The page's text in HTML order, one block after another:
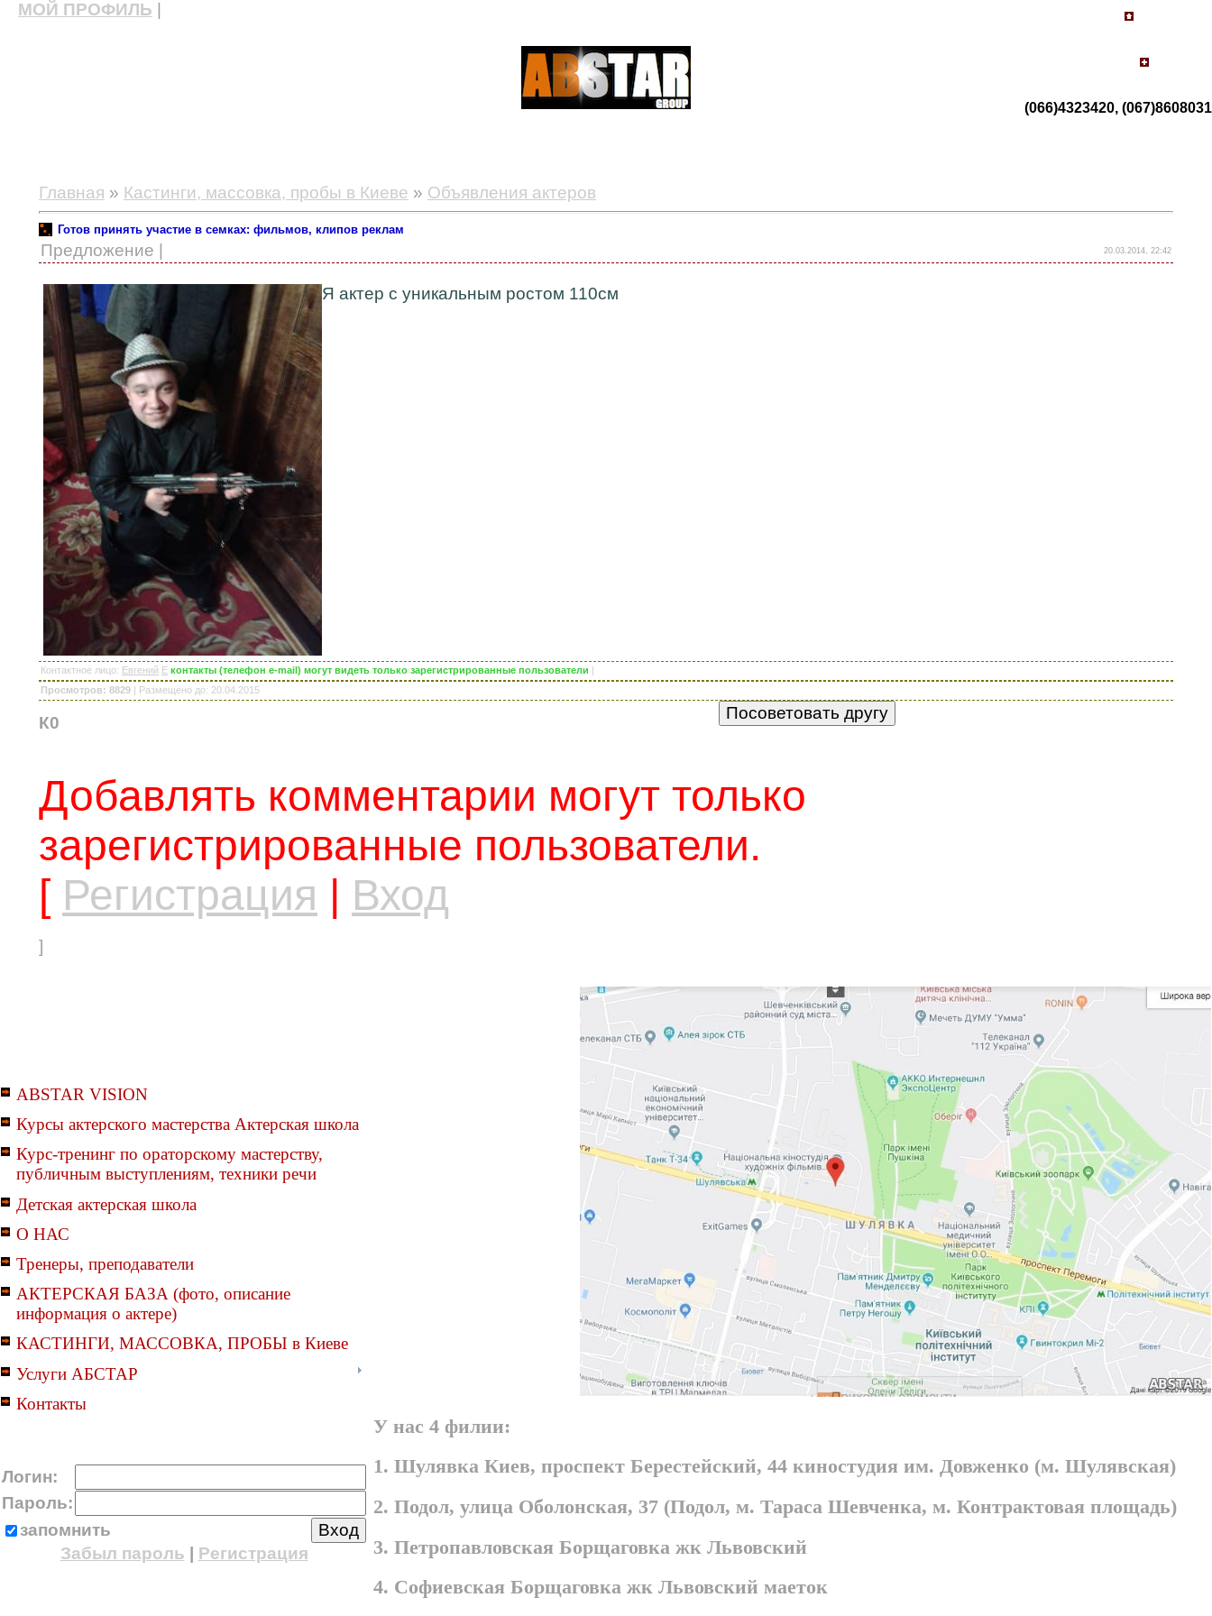
МОЙ ПРОФИЛЬ
(066)4323420, (067)8608031
Главная » Кастинги, массовка, пробы в Киеве » Объявления актеров
Готов принять участие в семках: фильмов, клипов реклам
Предложение | 20.03.2014, 22:42
Я актер с уникальным ростом 110см
Контактное лицо: Евгений E контакты (телефон e-mail) могут видеть только зарегистрированные пользователи |
Просмотров: 8829 | Размещено до: 20.04.2015
К0
Добавлять комментарии могут только
зарегистрированные пользователи.
[ Регистрация Вход
]
ABSTAR VISION
Курсы актерского мастерства Актерская школа
Курс-тренинг по ораторскому мастерству,
публичным выступлениям, техники речи
Детская актерская школа
О НАС
Тренеры, преподаватели
АКТЕРСКАЯ БАЗА (фото, описание
информация о актере)
КАСТИНГИ, МАССОВКА, ПРОБЫ в Киеве
Услуги АБСТАР
Контакты
Логин:
Пароль:
запомнить
Забыл пароль
Регистрация
У нас 4 филии:
1. Шулявка Киев, проспект Берестейский, 44 киностудия им. Довженко (м. Шулявская)
2. Подол, улица Оболонская, 37 (Подол, м. Тараса Шевченка, м. Контрактовая площадь)
3. Петропавловская Борщаговка жк Львовский
4. Софиевская Борщаговка жк Львовский маеток